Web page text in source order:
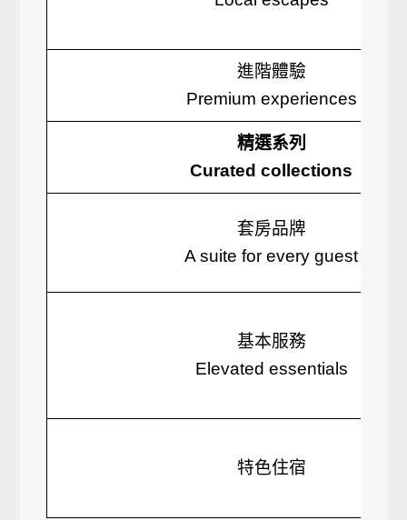
進階體驗
Premium experiences
精選系列
Curated collections
套房品牌
A suite for every guest
基本服務
Elevated essentials
特色住宿